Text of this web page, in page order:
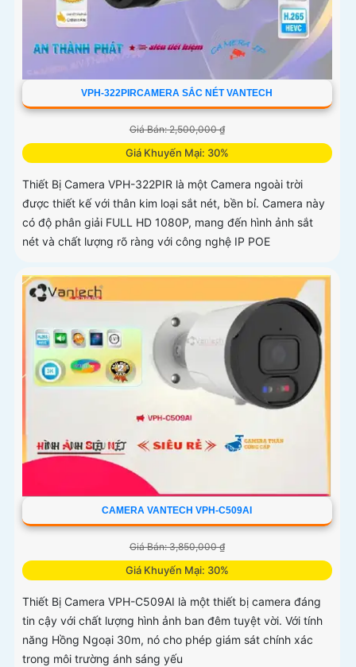
VPH-322PIRCAMERA SẮC NÉT VANTECH
Giá Bán: 2,500,000 ₫
Giá Khuyến Mại: 30%
Thiết Bị Camera VPH-322PIR là một Camera ngoài trời
được thiết kế với thân kim loại sắt nét, bền bỉ. Camera này
có độ phân giải FULL HD 1080P, mang đến hình ảnh sắt
nét và chất lượng rõ ràng với công nghệ IP POE
CAMERA VANTECH VPH-C509AI
Giá Bán: 3,850,000 ₫
Giá Khuyến Mại: 30%
Thiết Bị Camera VPH-C509AI là một thiết bị camera đáng
tin cậy với chất lượng hình ảnh ban đêm tuyệt vời. Với tính
năng Hồng Ngoại 30m, nó cho phép giám sát chính xác
trong môi trường ánh sáng yếu